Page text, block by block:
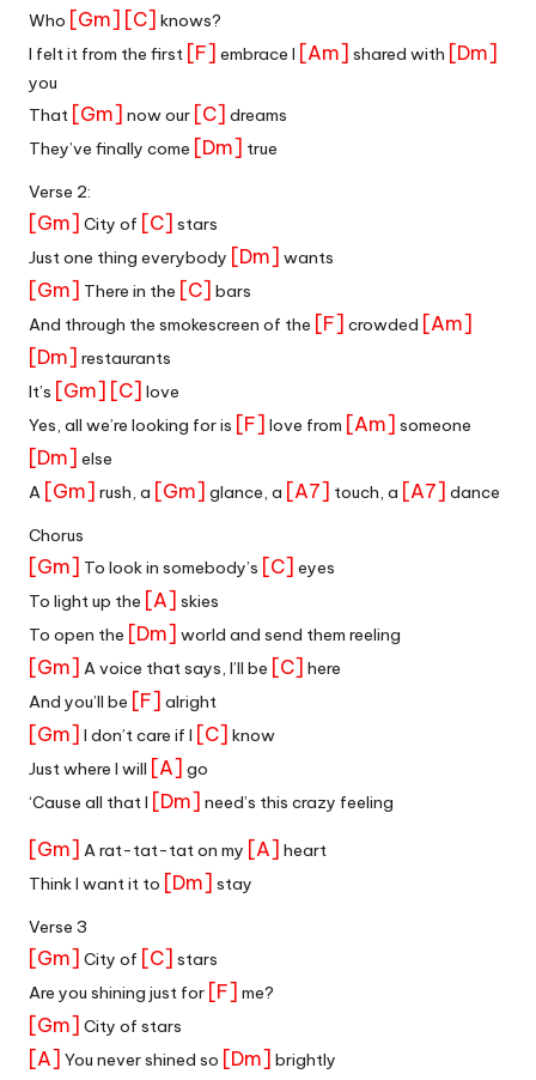
Who [Gm] [C] knows?
I felt it from the first [F] embrace I [Am] shared with [Dm]
you
That [Gm] now our [C] dreams
They’ve finally come [Dm] true
Verse 2:
[Gm] City of [C] stars
Just one thing everybody [Dm] wants
[Gm] There in the [C] bars
And through the smokescreen of the [F] crowded [Am]
[Dm] restaurants
It’s [Gm] [C] love
Yes, all we’re looking for is [F] love from [Am] someone
[Dm] else
A [Gm] rush, a [Gm] glance, a [A7] touch, a [A7] dance
Chorus
[Gm] To look in somebody’s [C] eyes
To light up the [A] skies
To open the [Dm] world and send them reeling
[Gm] A voice that says, I’ll be [C] here
And you’ll be [F] alright
[Gm] I don’t care if I [C] know
Just where I will [A] go
‘Cause all that I [Dm] need’s this crazy feeling
[Gm] A rat-tat-tat on my [A] heart
Think I want it to [Dm] stay
Verse 3
[Gm] City of [C] stars
Are you shining just for [F] me?
[Gm] City of stars
[A] You never shined so [Dm] brightly